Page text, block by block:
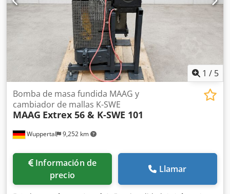
1 / 5
Wuppertal 9,252 km
Bomba de masa fundida MAAG y
cambiador de mallas K-SWE
MAAG Extrex 56 & K-SWE 101
Información de
precio
Llamar